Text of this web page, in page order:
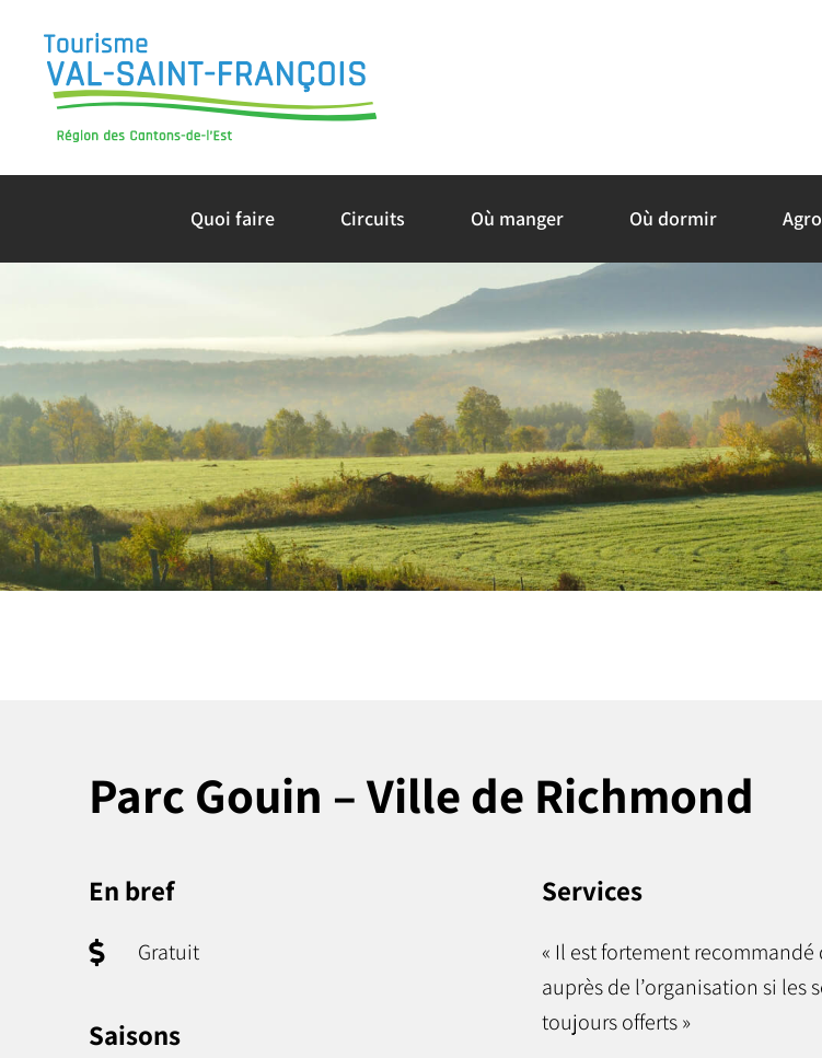
content
Quoi faire Circuits Où manger Où dormir
Parc Gouin – Ville de Richmond
En bref
Gratuit
Saisons
Services
« Il est fortement recommandé
auprès de l’organisation si les
toujours offerts »